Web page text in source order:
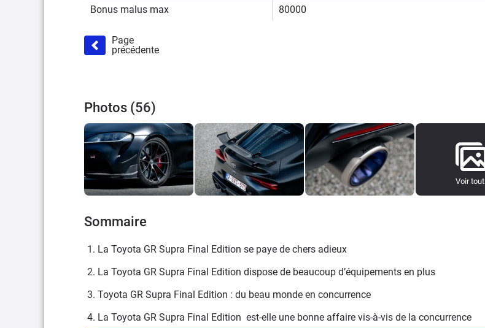
Bonus malus max
80000
Page
précédente
Photos (56)
Voir tout
Sommaire
1. La Toyota GR Supra Final Edition se paye de chers adieux
2. La Toyota GR Supra Final Edition dispose de beaucoup d’équipements en plus
3. Toyota GR Supra Final Edition : du beau monde en concurrence
4. La Toyota GR Supra Final Edition  est-elle une bonne affaire vis-à-vis de la concurrence